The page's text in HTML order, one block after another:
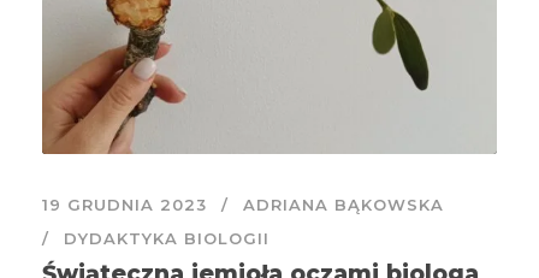
19 GRUDNIA 2023
ADRIANA BĄKOWSKA
DYDAKTYKA BIOLOGII